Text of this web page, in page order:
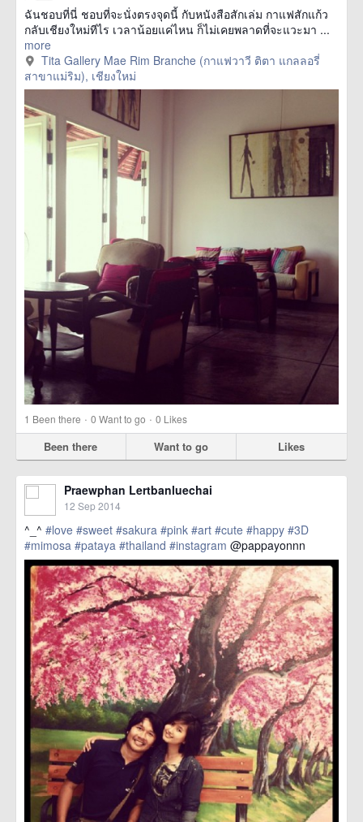
ฉันชอบที่นี่ ชอบที่จะนั่งตรงจุดนี้ กับหนังสือสักเล่ม กาแฟสักแก้ว
กลับเชียงใหม่ทีไร เวลาน้อยแค่ไหน ก็ไม่เคยพลาดที่จะแวะมา ...
more
Tita Gallery Mae Rim Branche (กาแฟวาวี ติตา แกลลอรี่
สาขาแม่ริม), เชียงใหม่
1 Been there · 0 Want to go · 0 Likes
Been there Want to go Likes
Praewphan Lertbanluechai
12 Sep 2014
^_^ #love #sweet #sakura #pink #art #cute #happy #3D
#mimosa #pataya #thailand #instagram @pappayonnn